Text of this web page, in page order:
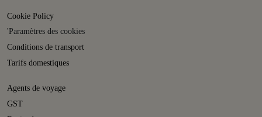
Cookie Policy
'Paramètres des cookies
Conditions de transport
Tarifs domestiques
Agents de voyage
GST